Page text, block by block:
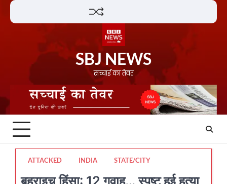
Skip
SBJ NEWS
सच्चाई का तेवर
ATTACKED INDIA STATE/CITY
बहराइच हिंसा: 12 गवाह… स्पष्ट हुई हत्या